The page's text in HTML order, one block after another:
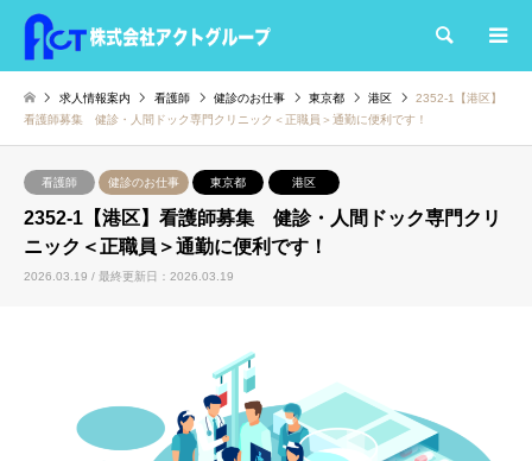
検索
求人情報案内 看護師 健診のお仕事 東京都 港区
2352-1【港区】
看護師募集 健診・人間ドック専門クリニック＜正職員＞通勤に便利です！
看護師 健診のお仕事 東京都 港区
2352-1【港区】看護師募集 健診・人間ドック専門クリ
ニック＜正職員＞通勤に便利です！
2026.03.19 / 最終更新日：2026.03.19